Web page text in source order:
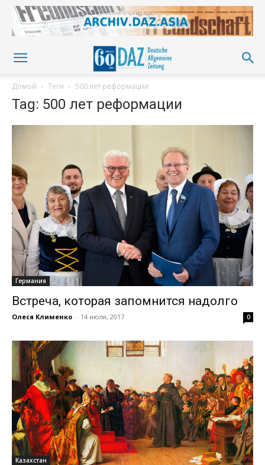
Домой Теги 500 лет реформации
Tag: 500 лет реформации
Германия
Встреча, которая запомнится надолго
Олеся Клименко - 14 июля, 2017 0
Казахстан